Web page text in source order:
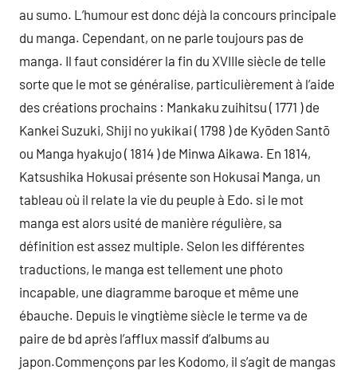
au sumo. L’humour est donc déjà la concours principale
du manga. Cependant, on ne parle toujours pas de
manga. Il faut considérer la fin du XVIIIe siècle de telle
sorte que le mot se généralise, particulièrement à l’aide
des créations prochains : Mankaku zuihitsu ( 1771 ) de
Kankei Suzuki, Shiji no yukikai ( 1798 ) de Kyōden Santō
ou Manga hyakujo ( 1814 ) de Minwa Aikawa. En 1814,
Katsushika Hokusai présente son Hokusai Manga, un
tableau où il relate la vie du peuple à Edo. si le mot
manga est alors usité de manière régulière, sa
définition est assez multiple. Selon les différentes
traductions, le manga est tellement une photo
incapable, une diagramme baroque et même une
ébauche. Depuis le vingtième siècle le terme va de
paire de bd après l’afflux massif d’albums au
japon.Commençons par les Kodomo, il s’agit de mangas